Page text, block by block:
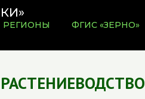
РЕГИОНЫ ФГИС «ЗЕРНО»
РАСТЕНИЕВОДСТВО